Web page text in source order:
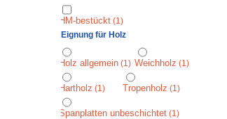
⁠⁠⁠⁠⁠⁠⁠⁠HM-bestückt (1)
Eignung für Holz
Holz allgemein (1) ⁠Weichholz (1)
⁠⁠⁠Hartholz (1) ⁠⁠⁠⁠⁠Tropenholz (1)
⁠⁠⁠⁠⁠⁠⁠⁠Spanplatten unbeschichtet (1)